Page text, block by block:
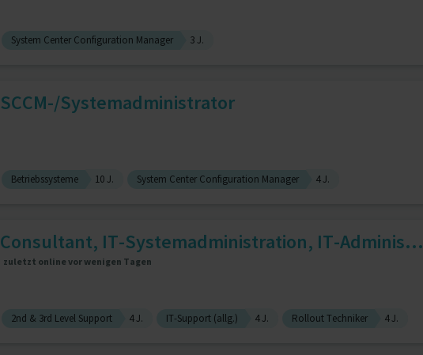
System Center Configuration Manager 3 J.
SCCM-/Systemadministrator
Betriebssysteme 10 J. System Center Configuration Manager 4 J.
Consultant, IT-Systemadministration, IT-Adminis...
zuletzt online vor wenigen Tagen
2nd & 3rd Level Support 4 J. IT-Support (allg.) 4 J. Rollout Techniker 4 J.